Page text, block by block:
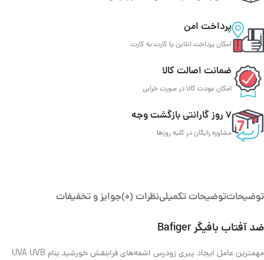
پرداخت امن
امکان پرداخت انلاین یا کارت به کارت
ضمانت اصالت کالا
امکان عودت کالا در صورت خرابی
7 روز گارانتی بازگشت وجه
مشاوره رایگان در کلیه روزها
توضیحاتتوضیحات تکمیلینظرات (0) جوایز و تخفیفات
ضد آفتاب بافیگر Bafiger